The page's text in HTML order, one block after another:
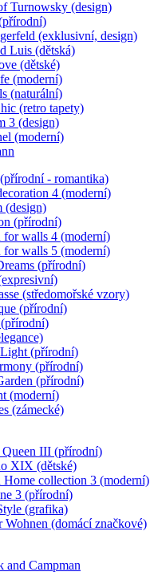
Turnowsky (design)
(exklusivní, design)
Luis (dětská)
(dětské)
(moderní)
(naturální)
(retro tapety)
3 (design)
(moderní)
- romantika)
4 (moderní)
(design)
(přírodní)
for walls 4 (moderní)
for walls 5 (moderní)
(přírodní)
(středomořské vzory)
(přírodní)
(přírodní)
(přírodní)
(přírodní)
(moderní)
(zámecké)
III (přírodní)
XIX (dětské)
Home collection 3 (moderní)
3 (přírodní)
(grafika)
Wohnen (domácí značkové)
and Campman